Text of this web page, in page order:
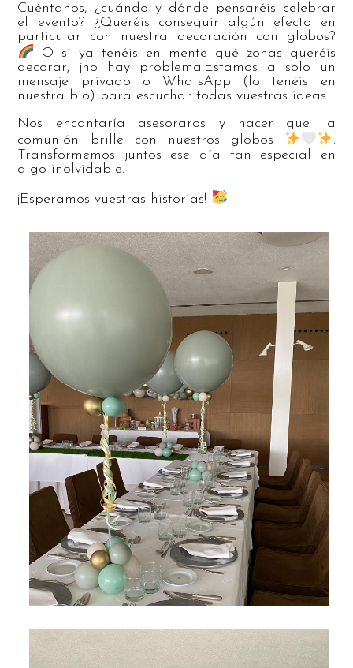
Cuéntanos, ¿cuándo y dónde pensaréis celebrar
el evento? ¿Queréis conseguir algún efecto en
particular con nuestra decoración con globos?
O si ya tenéis en mente qué zonas queréis
decorar, ¡no hay problema!Estamos a solo un
mensaje privado o WhatsApp (lo tenéis en
nuestra bio) para escuchar todas vuestras ideas.
Nos encantaría asesoraros y hacer que la
comunión brille con nuestros globos
.
Transformemos juntos ese día tan especial en
algo inolvidable.
¡Esperamos vuestras historias!